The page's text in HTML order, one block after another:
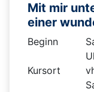
Mit mir
einer
Beginn
Kursort